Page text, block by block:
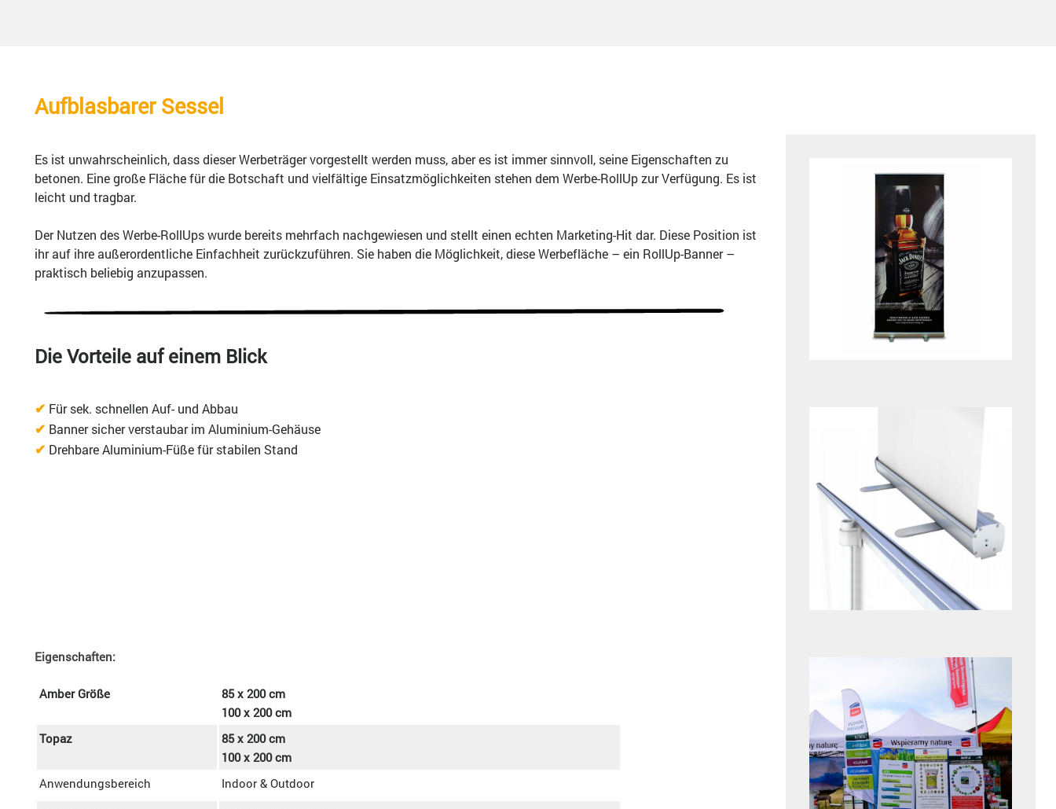
Aufblasbarer Sessel
Es ist unwahrscheinlich, dass dieser Werbeträger vorgestellt werden muss, aber es ist immer sinnvoll, seine Eigenschaften zu
betonen. Eine große Fläche für die Botschaft und vielfältige Einsatzmöglichkeiten stehen dem Werbe-RollUp zur Verfügung. Es ist
leicht und tragbar.
Der Nutzen des Werbe-RollUps wurde bereits mehrfach nachgewiesen und stellt einen echten Marketing-Hit dar. Diese Position ist
ihr auf ihre außerordentliche Einfachheit zurückzuführen. Sie haben die Möglichkeit, diese Werbefläche – ein RollUp-Banner –
praktisch beliebig anzupassen.
Die Vorteile auf einem Blick
✔ Für sek. schnellen Auf- und Abbau
✔ Banner sicher verstaubar im Aluminium-Gehäuse
✔ Drehbare Aluminium-Füße für stabilen Stand
Eigenschaften:
Amber Größe
85 x 200 cm
100 x 200 cm
Topaz
85 x 200 cm
100 x 200 cm
Anwendungsbereich
Indoor & Outdoor